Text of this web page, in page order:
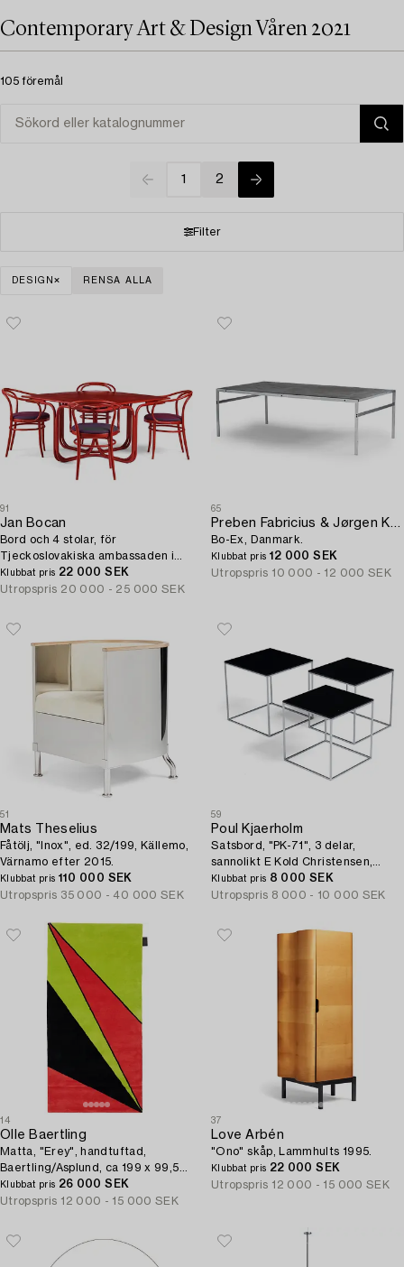
Contemporary Art & Design Våren 2021
105 föremål
1 2
Filter
DESIGN RENSA ALLA
91
Jan Bocan
Bord och 4 stolar, för
Tjeckoslovakiska ambassaden i
Stockholm 1972, tillverkat av
Thonet.
Klubbat pris 22 000 SEK
Utropspris 20 000 - 25 000 SEK
65
Preben Fabricius & Jørgen Kastholm soffbord modell "BO-551",
Bo-Ex, Danmark.
Klubbat pris 12 000 SEK
Utropspris 10 000 - 12 000 SEK
51
Mats Theselius
Fåtölj, "Inox", ed. 32/199, Källemo,
Värnamo efter 2015.
Klubbat pris 110 000 SEK
Utropspris 35 000 - 40 000 SEK
59
Poul Kjaerholm
Satsbord, "PK-71", 3 delar,
sannolikt E Kold Christensen,
Danmark.
Klubbat pris 8 000 SEK
Utropspris 8 000 - 10 000 SEK
14
Olle Baertling
Matta, "Erey", handtuftad,
Baertling/Asplund, ca 199 x 99,5
cm.
Klubbat pris 26 000 SEK
Utropspris 12 000 - 15 000 SEK
37
Love Arbén
"Ono" skåp, Lammhults 1995.
Klubbat pris 22 000 SEK
Utropspris 12 000 - 15 000 SEK